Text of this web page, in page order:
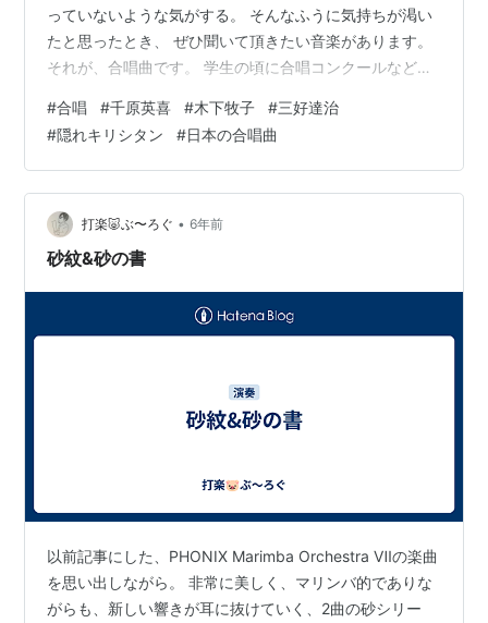
っていないような気がする。 そんなふうに気持ちが渇い
たと思ったとき、 ぜひ聞いて頂きたい音楽があります。
それが、合唱曲です。 学生の頃に合唱コンクールなどで
Tommorow』とはまた違う、 大人になって聞く、合唱の
新たな表情を知って頂ければと思います。 おすすめの合
唱曲 『どちりなきりしたん Ⅳ』…隠れキリシタンが見つ
める世界 『鴎』…つひに自由は彼らのものだ 合唱曲、も
っと愛されてほしいな おすすめの合唱曲 『どちりなきり
したん…
#合唱 #千原英喜 #木下牧子 #三好達治
#隠れキリシタン #日本の合唱曲
打楽🐷ぶ〜ろぐ • 6年前
砂紋&砂の書
以前記事にした、PHONIX Marimba Orchestra Ⅶの楽曲
を思い出しながら。 非常に美しく、マリンバ的でありな
がらも、新しい響きが耳に抜けていく、2曲の砂シリー